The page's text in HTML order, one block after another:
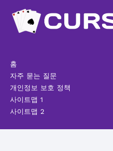
홈
자주 묻는 질문
개인정보 보호 정책
사이트맵 1
사이트맵 2